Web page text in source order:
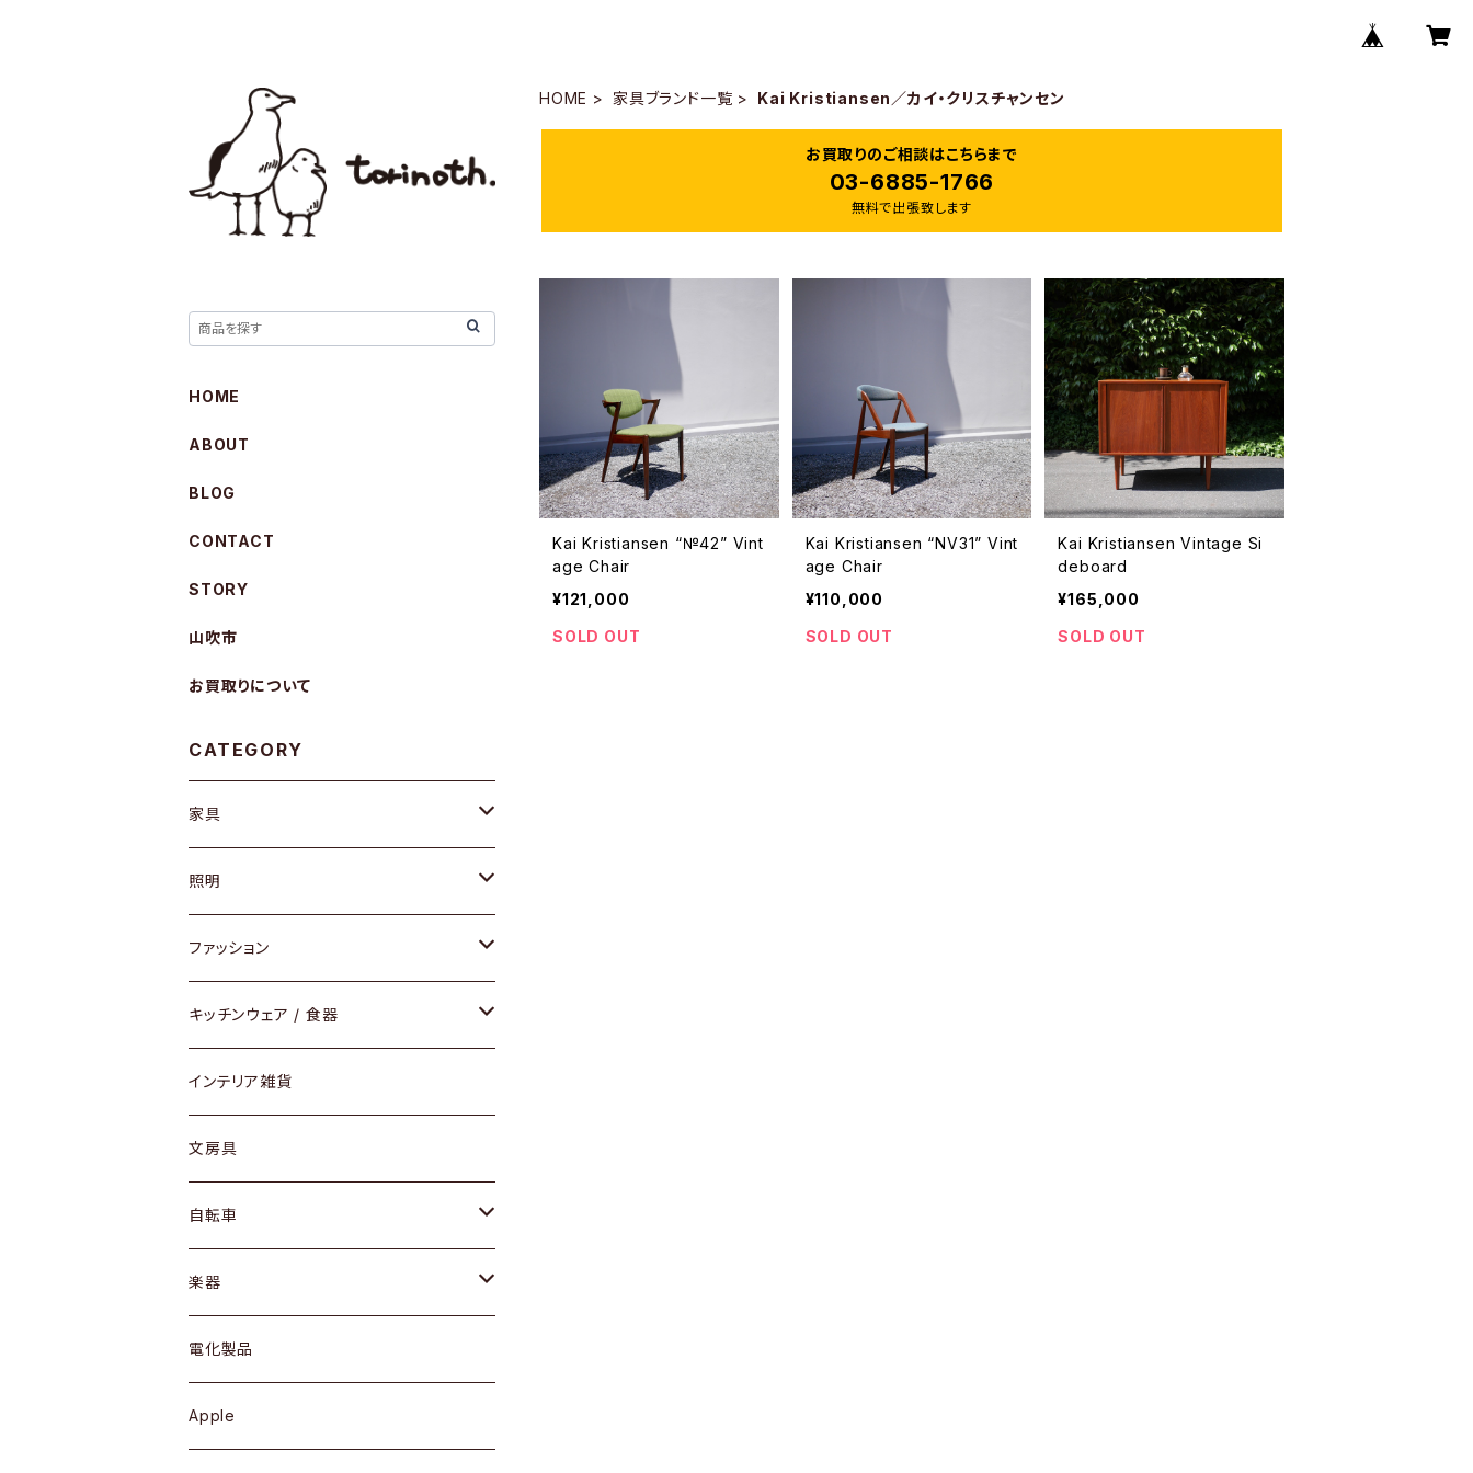
HOME 家具ブランド一覧 Kai Kristiansen／カイ・クリスチャンセン
お買取りのご相談はこちらまで
03-6885-1766
無料で出張致します
Kai Kristiansen “№42” Vint
age Chair
¥121,000
SOLD OUT
Kai Kristiansen “NV31” Vint
age Chair
¥110,000
SOLD OUT
Kai Kristiansen Vintage Si
deboard
¥165,000
SOLD OUT
HOME
ABOUT
BLOG
CONTACT
STORY
山吹市
お買取りについて
CATEGORY
家具
ソファ / ベンチ
チェア / スツール
ダイニングセット / ダイニングテーブル
ローテーブル / サイドテーブル
デスク / コンソール
ドレッサー
シェルフ
キュリオケース / 飾り棚
カップボード / 食器棚
照明
ペンダントライト
テーブルランプ / デスクスタンド
フロアライト
ファッション
アクセサリー
リング
ピアス / イヤリング
財布
バッグ
アウター
トップス
ワンピース
ボトムス
キッチンウェア / 食器
グラス / タンブラー
カップ / マグ
プレート / ボウル
カトラリー
ケトル / ティーポット
鍋 / フライパン
インテリア雑貨
文房具
自転車
dahon
楽器
ギター
ベース
電化製品
Apple